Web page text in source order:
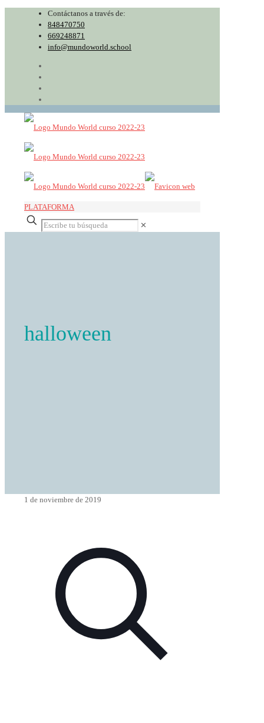
Contáctanos a través de:
848470750
669248871
info@mundoworld.school
PLATAFORMA
✕
halloween
1 de noviembre de 2019